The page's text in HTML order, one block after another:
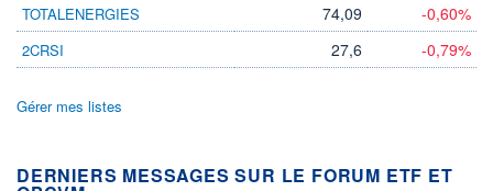
TOTALENERGIES 74,09 -0,60%
2CRSI 27,6 -0,79%
Gérer mes listes
DERNIERS MESSAGES SUR LE FORUM ETF ET